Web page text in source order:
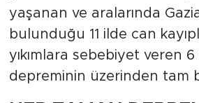
yaşanan ve aralarında
bulunduğu 11 ilde can
yıkımlara sebebiyet veren
depreminin üzerinden tam